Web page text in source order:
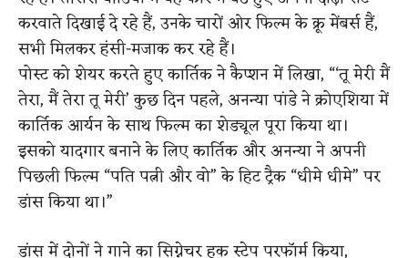
करवाते दिखाई दे रहे हैं, उनके चारों ओर फिल्म के क्रू मेंबर्स हैं,
सभी मिलकर हंसी-मजाक कर रहे हैं।
पोस्ट को शेयर करते हुए कार्तिक ने कैप्शन में लिखा, “‘तू मेरी मैं
तेरा, मैं तेरा तू मेरी’ कुछ दिन पहले, अनन्या पांडे ने क्रोएशिया में
कार्तिक आर्यन के साथ फिल्म का शेड्यूल पूरा किया था।
इसको यादगार बनाने के लिए कार्तिक और अनन्या ने अपनी
पिछली फिल्म “पति पत्नी और वो” के हिट ट्रैक “धीमे धीमे” पर
डांस किया था।”
डांस में दोनों ने गाने का सिग्नेचर हुक स्टेप परफॉर्म किया,